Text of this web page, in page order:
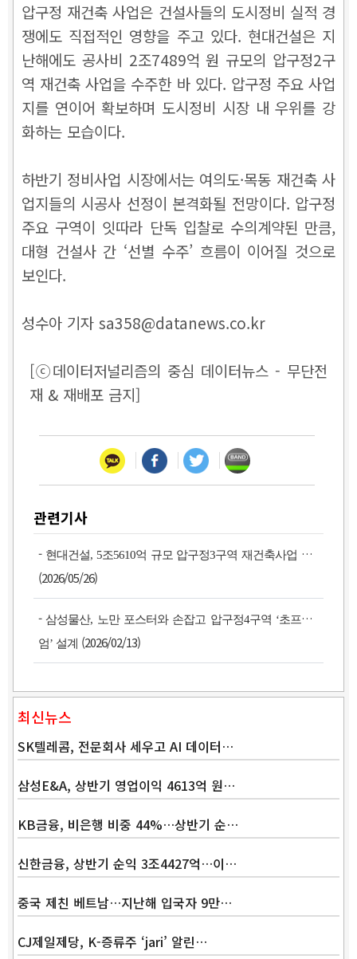
압구정 재건축 사업은 건설사들의 도시정비 실적 경
쟁에도 직접적인 영향을 주고 있다. 현대건설은 지
난해에도 공사비 2조7489억 원 규모의 압구정2구
역 재건축 사업을 수주한 바 있다. 압구정 주요 사업
지를 연이어 확보하며 도시정비 시장 내 우위를 강
화하는 모습이다.
하반기 정비사업 시장에서는 여의도·목동 재건축 사
업지들의 시공사 선정이 본격화될 전망이다. 압구정
주요 구역이 잇따라 단독 입찰로 수의계약된 만큼,
대형 건설사 간 ‘선별 수주’ 흐름이 이어질 것으로
보인다.
성수아 기자 sa358@datanews.co.kr
[ⓒ데이터저널리즘의 중심 데이터뉴스 - 무단전
재 & 재배포 금지]
관련기사
- 현대건설, 5조5610억 규모 압구정3구역 재건축사업 수주
(2026/05/26)
-삼성물산, 노만 포스터와 손잡고 압구정4구역 ‘초프리미
엄’ 설계 (2026/02/13)
최신뉴스
SK텔레콤, 전문회사 세우고 AI 데이터…
삼성E&A, 상반기 영업이익 4613억 원…
KB금융, 비은행 비중 44%…상반기 순…
신한금융, 상반기 순익 3조4427억…이…
중국 제친 베트남…지난해 입국자 9만…
CJ제일제당, K-증류주 ‘jari’ 알린…